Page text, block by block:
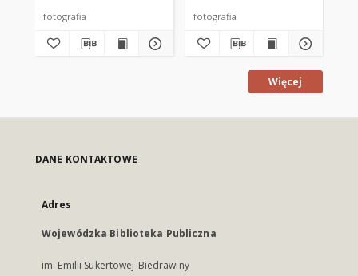
fotografia fotografia
Więcej
DANE KONTAKTOWE
Adres
Wojewódzka Biblioteka Publiczna
im. Emilii Sukertowej-Biedrawiny